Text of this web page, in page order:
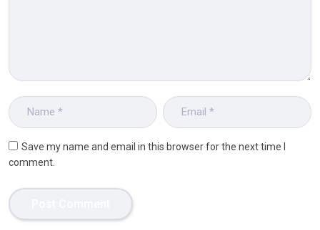
Save my name and email in this browser for the next time I
comment.